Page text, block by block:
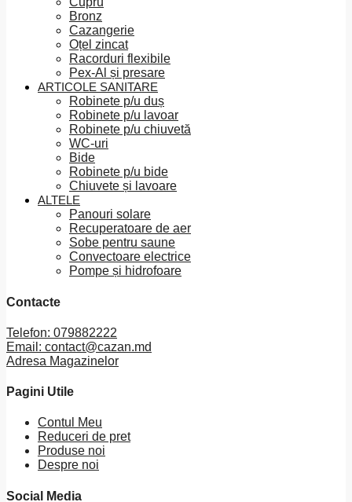
Bronz
Cazangerie
Oțel zincat
Racorduri flexibile
Pex-Al și presare
ARTICOLE SANITARE
Robinete p/u duș
Robinete p/u lavoar
Robinete p/u chiuvetă
WC-uri
Bide
Robinete p/u bide
Chiuvete și lavoare
ALTELE
Panouri solare
Recuperatoare de aer
Sobe pentru saune
Convectoare electrice
Pompe și hidrofoare
Contacte
Telefon: 079882222
Email: contact@cazan.md
Adresa Magazinelor
Pagini Utile
Contul Meu
Reduceri de pret
Produse noi
Despre noi
Social Media